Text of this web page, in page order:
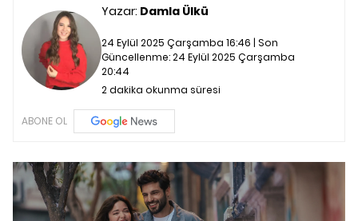
Yazar: Damla Ülkü
24 Eylül 2025 Çarşamba 16:46 | Son
Güncellenme:24 Eylül 2025 Çarşamba
20:44
2 dakika okunma süresi
ABONE OL